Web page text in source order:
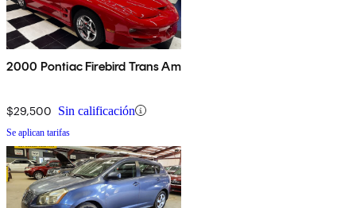
2000 Pontiac Firebird Trans Am
$29,500 Sin calificación
Se aplican tarifas